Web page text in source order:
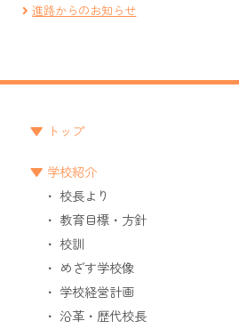
進路からのお知らせ
トップ
学校紹介
校長より
教育目標・方針
校訓
めざす学校像
学校経営計画
沿革・歴代校長